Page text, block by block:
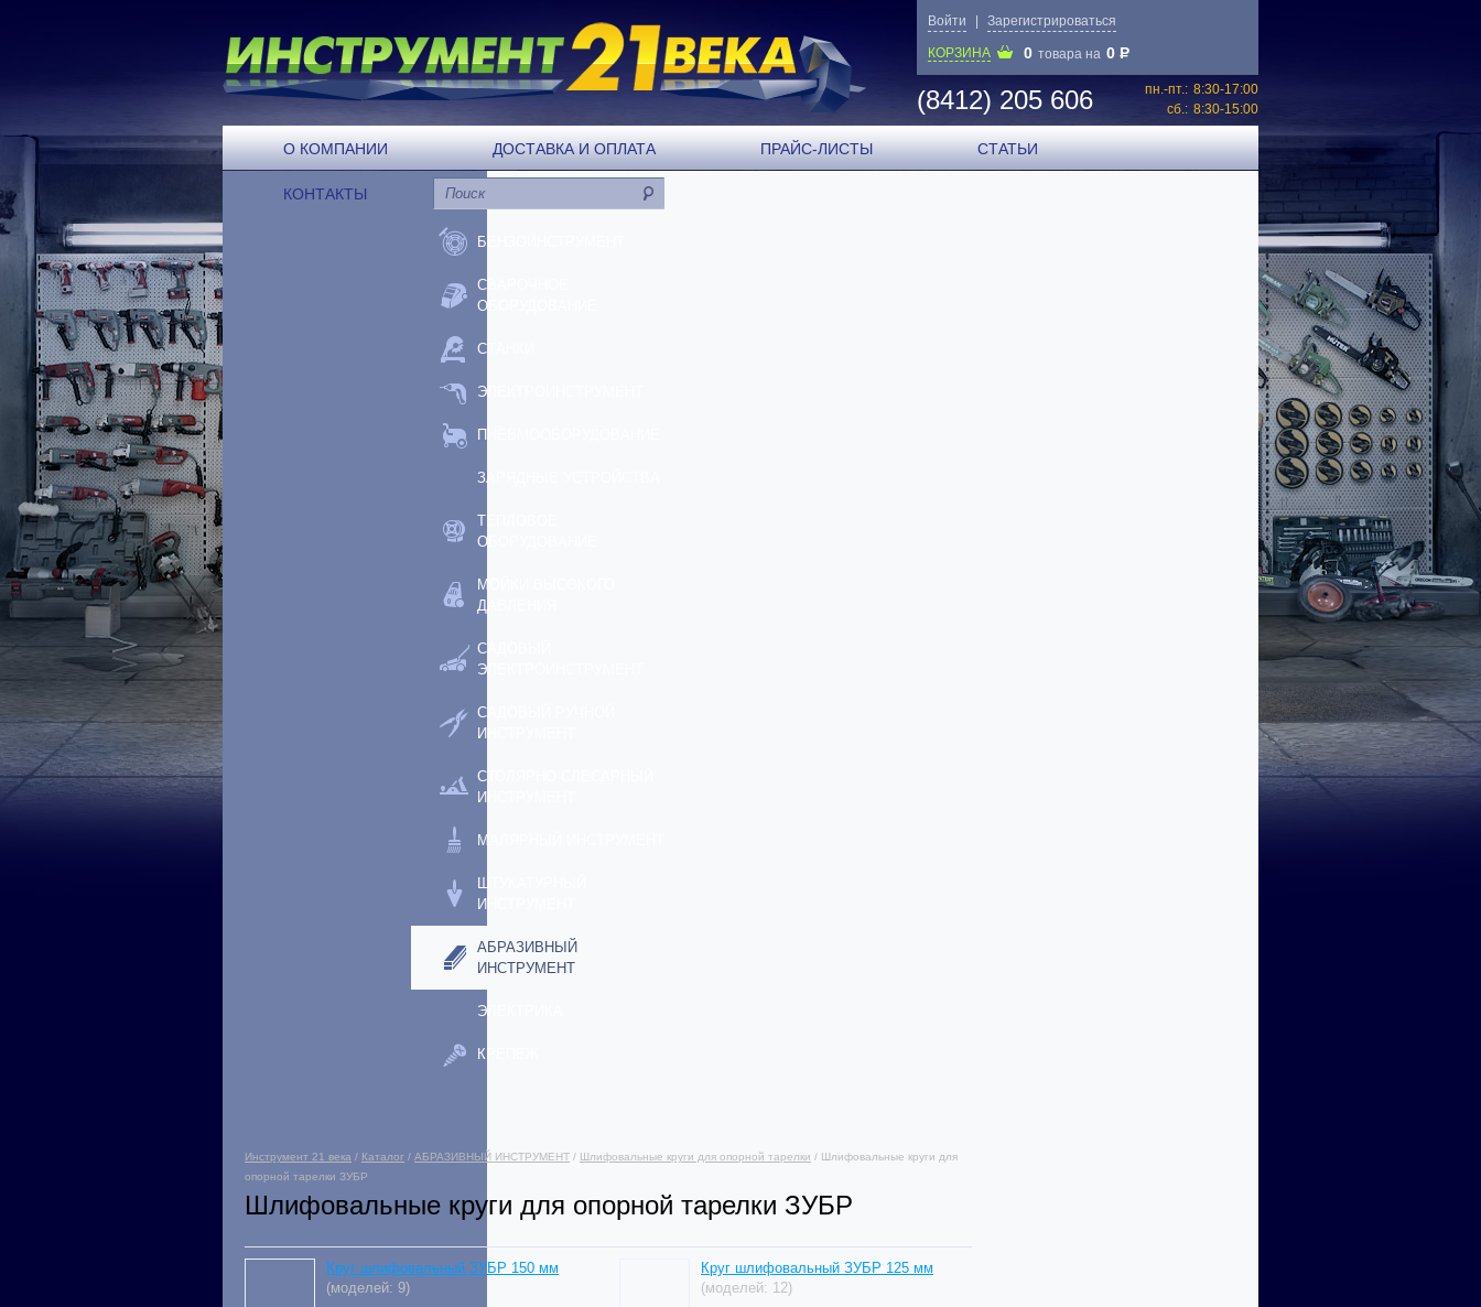
Войти Зарегистрироваться
КОРЗИНА 0 товара на 0 P
(8412) 205 606 пн.-пт.: 8:30-17:00
сб.: 8:30-15:00
О КОМПАНИИ ДОСТАВКА И ОПЛАТА ПРАЙС-ЛИСТЫ СТАТЬИ
КОНТАКТЫ
БЕНЗОИНСТРУМЕНТ
СВАРОЧНОЕ
ОБОРУДОВАНИЕ
СТАНКИ
ЭЛЕКТРОИНСТРУМЕНТ
ПНЕВМООБОРУДОВАНИЕ
ЗАРЯДНЫЕ УСТРОЙСТВА
ТЕПЛОВОЕ
ОБОРУДОВАНИЕ
МОЙКИ ВЫСОКОГО
ДАВЛЕНИЯ
САДОВЫЙ
ЭЛЕКТРОИНСТРУМЕНТ
САДОВЫЙ РУЧНОЙ
ИНСТРУМЕНТ
СТОЛЯРНО-СЛЕСАРНЫЙ
ИНСТРУМЕНТ
МАЛЯРНЫЙ ИНСТРУМЕНТ
ШТУКАТУРНЫЙ
ИНСТРУМЕНТ
АБРАЗИВНЫЙ
ИНСТРУМЕНТ
ЭЛЕКТРИКА
КРЕПЕЖ
Инструмент 21 века / Каталог / АБРАЗИВНЫЙ ИНСТРУМЕНТ / Шлифовальные круги для опорной тарелки / Шлифовальные круги для
опорной тарелки ЗУБР
Шлифовальные круги для опорной тарелки ЗУБР
Круг шлифовальный ЗУБР 150 мм
(моделей: 9)
Круг шлифовальный ЗУБР 125 мм
(моделей: 12)